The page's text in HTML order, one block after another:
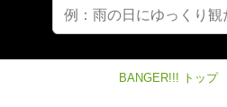
BANGER!!! トップ